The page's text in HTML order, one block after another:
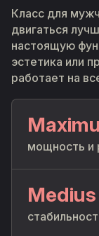
Класс для
двигаться
настоящую
эстетика или
работает на
мощность и
Medius